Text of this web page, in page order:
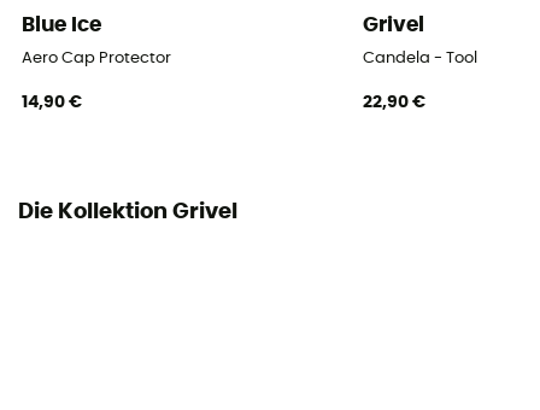
Blue Ice
Aero Cap Protector
14,90 €
Grivel
Candela - Tool
22,90 €
Die Kollektion Grivel